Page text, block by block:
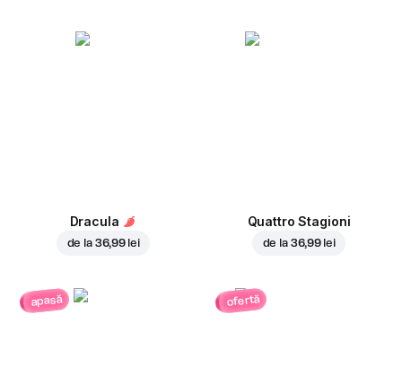
Dracula
de la 36,99 lei
Quattro Stagioni
de la 36,99 lei
apasă ofertă